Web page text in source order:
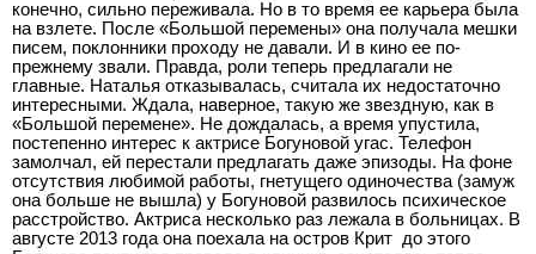
конечно, сильно переживала. Но в то время ее карьера была
на взлете. После «Большой перемены» она получала мешки
писем, поклонники проходу не давали. И в кино ее по­
прежнему звали. Правда, роли теперь предлагали не
главные. Наталья отказывалась, считала их недостаточно
интересными. Ждала, наверное, такую же звездную, как в
«Большой перемене». Не дождалась, а время упустила,
постепенно интерес к актрисе Богуновой угас. Телефон
замолчал, ей перестали предлагать даже эпизоды. На фоне
отсутствия любимой работы, гнетущего одиночества (замуж
она больше не вышла) у Богуновой развилось психическое
расстройство. Актриса несколько раз лежала в больницах. В
августе 2013 года она поехала на остров Крит ­ до этого